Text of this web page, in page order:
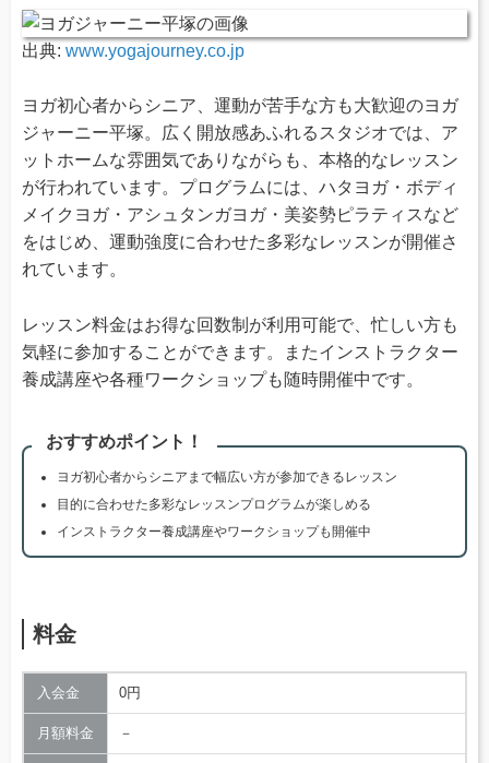
出典: www.yogajourney.co.jp
ヨガ初心者からシニア、運動が苦手な方も大歓迎のヨガ
ジャーニー平塚。広く開放感あふれるスタジオでは、ア
ットホームな雰囲気でありながらも、本格的なレッスン
が行われています。プログラムには、ハタヨガ・ボディ
メイクヨガ・アシュタンガヨガ・美姿勢ピラティスなど
をはじめ、運動強度に合わせた多彩なレッスンが開催さ
れています。
レッスン料金はお得な回数制が利用可能で、忙しい方も
気軽に参加することができます。またインストラクター
養成講座や各種ワークショップも随時開催中です。
おすすめポイント！
ヨガ初心者からシニアまで幅広い方が参加できるレッスン
目的に合わせた多彩なレッスンプログラムが楽しめる
インストラクター養成講座やワークショップも開催中
料金
入会金 0円
月額料金 －